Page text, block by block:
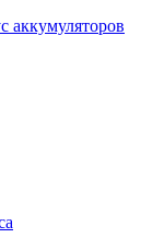
аккумуляторов